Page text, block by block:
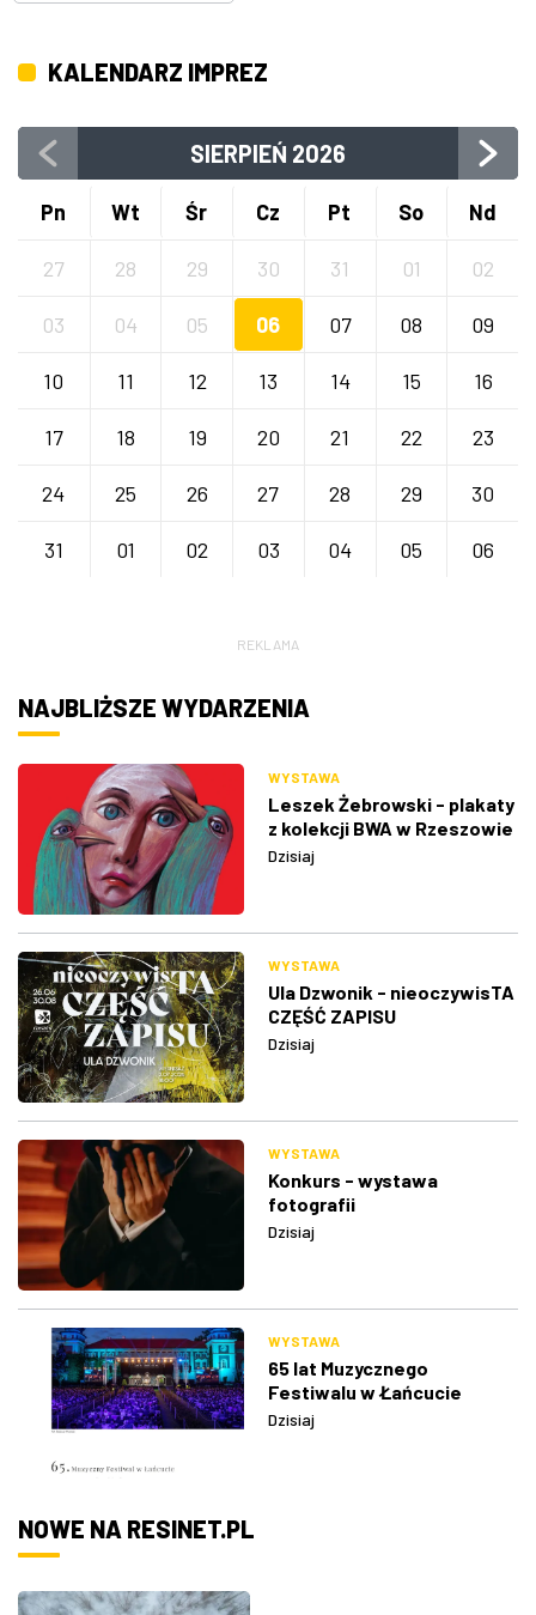
KALENDARZ IMPREZ
SIERPIEŃ 2026
Pn Wt Śr Cz Pt So Nd
27 28 29 30 31 01 02
03 04 05 06 07 08 09
10 11 12 13 14 15 16
17 18 19 20 21 22 23
24 25 26 27 28 29 30
31 01 02 03 04 05 06
REKLAMA
NAJBLIŻSZE WYDARZENIA
WYSTAWA
Leszek Żebrowski - plakaty
z kolekcji BWA w Rzeszowie
Dzisiaj
WYSTAWA
Ula Dzwonik - nieoczywisTA
CZĘŚĆ ZAPISU
Dzisiaj
WYSTAWA
Konkurs - wystawa
fotografii
Dzisiaj
WYSTAWA
65 lat Muzycznego
Festiwalu w Łańcucie
Dzisiaj
NOWE NA RESINET.PL